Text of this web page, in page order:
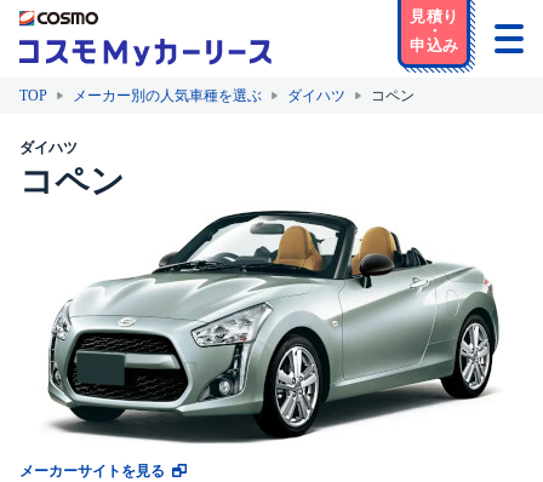
TOP メーカー別の人気車種を選ぶ ダイハツ コペン
ダイハツ
コペン
メーカーサイトを見る